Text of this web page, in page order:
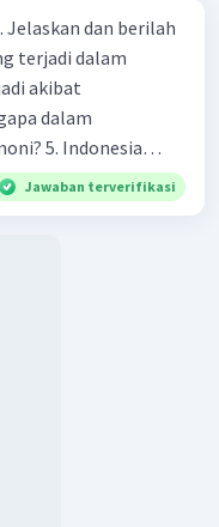
terjadi dalam
dari agama, suku,
apa yang dapat
Jawaban terverifikasi